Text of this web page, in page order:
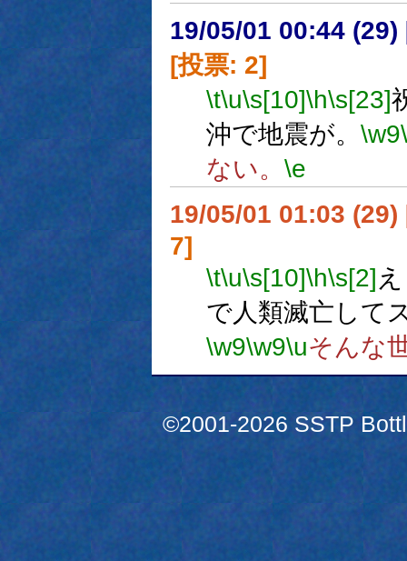
19/05/01 00:44 (29)
[投票: 2]
\t\u\s[10]\h\s[23]
沖で地震が。 \w9
ない。 \e
19/05/01 01:03 (29)
7]
\t\u\s[10]\h\s[2]
で人類滅亡して
\w9\w9\uそんな
©2001-2026 SSTP